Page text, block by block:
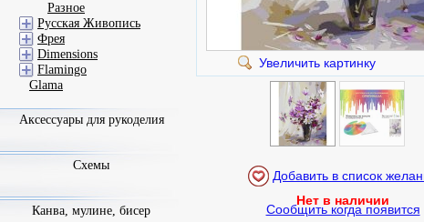
Увеличить картинку
Нет в наличии
Сообщить когда появится
Разное
Русская Живопись
Фрея
Dimensions
Flamingo
Glama
Аксессуары для рукоделия
Схемы
Канва, мулине, бисер